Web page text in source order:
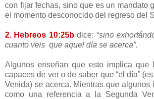
con fijar fechas, sino que es un mandato
el momento desconocido del regreso del
2. Hebreos 10:25bdice: “sino
cuanto veis que aquel día se acerca”.
Algunos enseñan que esto implica que
capaces de ver o de saber que “el día”
Venida) se acerca. Mientras que algunos
como una referencia a la Segunda